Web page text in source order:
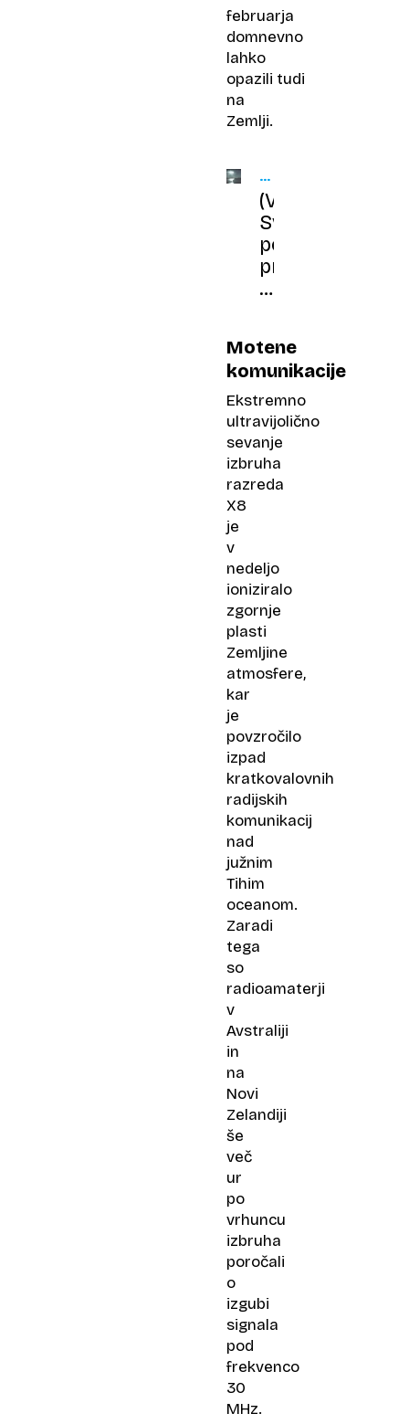
februarja
domnevno
lahko
opazili tudi
na
Zemlji.
NOVA
ZELANDIJA
(VIDEO)
Svetlobni
pojav
prestrašil
prebivalce:
iz
filma«
Motene
komunikacije
Ekstremno
ultravijolično
sevanje
izbruha
razreda
X8
je
v
nedeljo
ioniziralo
zgornje
plasti
Zemljine
atmosfere,
kar
je
povzročilo
izpad
kratkovalovnih
radijskih
komunikacij
nad
južnim
Tihim
oceanom.
Zaradi
tega
so
radioamaterji
v
Avstraliji
in
na
Novi
Zelandiji
še
več
ur
po
vrhuncu
izbruha
poročali
o
izgubi
signala
pod
frekvenco
30
MHz.